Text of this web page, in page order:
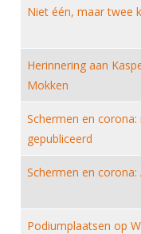
Nieuws
Witte Vlekkenplan
Overschrijven leden
Wedstrijdorganisatie
Nieuws
Aanvragen van
Scheidsrechterslijst
Import inschrijvingen uit
Promotie en logo
Tuchtzaken
Archief
Infotheek
Bibliotheek
ALV
Touché
Niet één, maar twee
Herinnering aan
Mokken
Schermen en
gepubliceerd
Schermen en
Podiumplaatsen op